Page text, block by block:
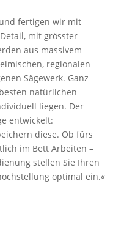
fertigen wir mit
mit grösster
aus massivem
regionalen
Sägewerk. Ganz
natürlichen
liegen. Der
entwickelt:
diese. Ob fürs
im Bett Arbeiten –
stellen Sie Ihren
optimal ein.«